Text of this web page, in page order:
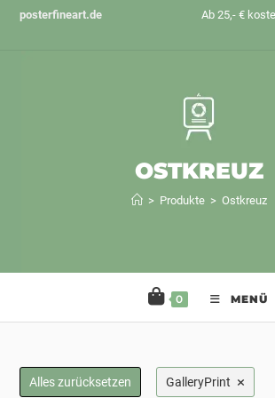
Zumposterfineart.de
Ab 25,- €
OSTKREUZ
> Produkte > Ostkreuz
0 MENÜ
Alles zurücksetzen GalleryPrint ×